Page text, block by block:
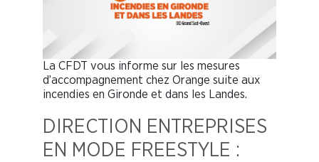
La CFDT vous informe sur les mesures
d’accompagnement chez Orange suite aux
incendies en Gironde et dans les Landes.
DIRECTION ENTREPRISES
EN MODE FREESTYLE :